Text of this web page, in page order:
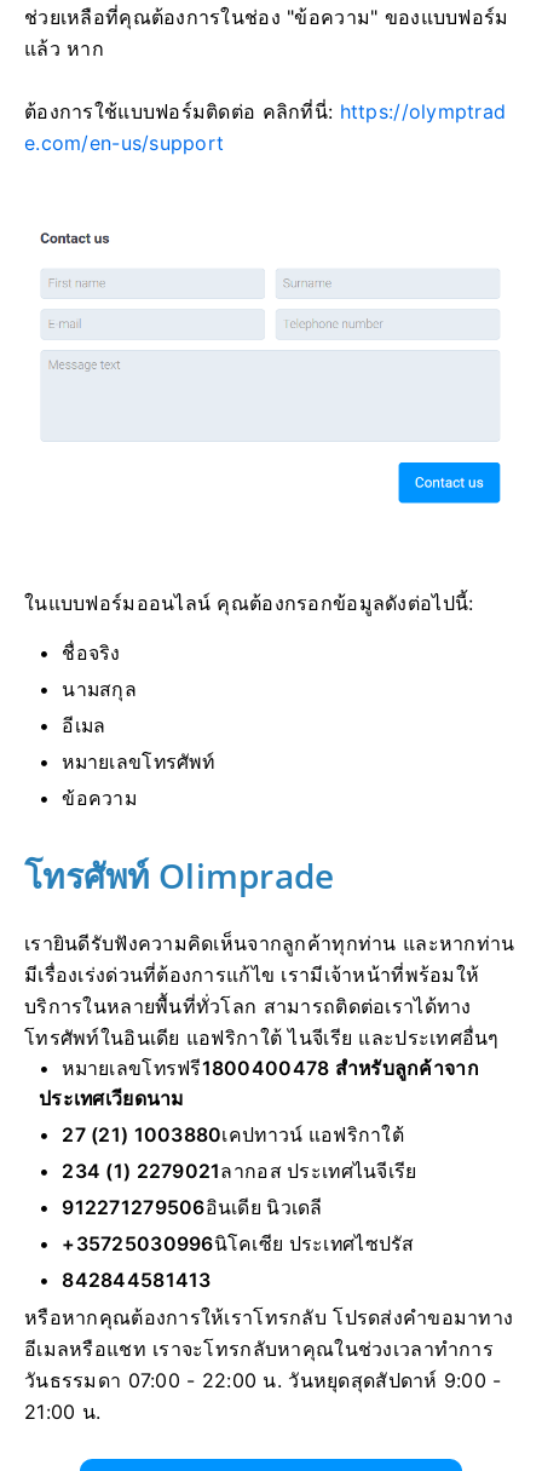
ช่วยเหลือที่คุณต้องการในช่อง "ข้อความ" ของแบบฟอร์ม
แล้ว หาก
ต้องการใช้แบบฟอร์มติดต่อ คลิกที่นี่: https://olymptrad
e.com/en-us/support
ในแบบฟอร์มออนไลน์ คุณต้องกรอกข้อมูลดังต่อไปนี้:
ชื่อจริง
นามสกุล
อีเมล
หมายเลขโทรศัพท์
ข้อความ
โทรศัพท์ Olimprade
เรายินดีรับฟังความคิดเห็นจากลูกค้าทุกท่าน และหากท่าน
มีเรื่องเร่งด่วนที่ต้องการแก้ไข เรามีเจ้าหน้าที่พร้อมให้
บริการในหลายพื้นที่ทั่วโลก สามารถติดต่อเราได้ทาง
โทรศัพท์ในอินเดีย แอฟริกาใต้ ไนจีเรีย และประเทศอื่นๆ
หมายเลขโทรฟรี1800400478 สำหรับลูกค้าจาก
ประเทศเวียดนาม
27 (21) 1003880เคปทาวน์ แอฟริกาใต้
234 (1) 2279021ลากอส ประเทศไนจีเรีย
912271279506อินเดีย นิวเดลี
+35725030996นิโคเซีย ประเทศไซปรัส
842844581413
หรือหากคุณต้องการให้เราโทรกลับ โปรดส่งคำขอมาทาง
อีเมลหรือแชท เราจะโทรกลับหาคุณในช่วงเวลาทำการ
วันธรรมดา 07:00 - 22:00 น. วันหยุดสุดสัปดาห์ 9:00 -
21:00 น.